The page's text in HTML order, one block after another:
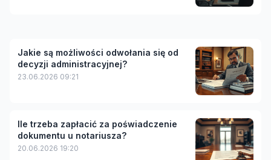
Jakie są możliwości odwołania się od
decyzji administracyjnej?
23.06.2026 09:21
Ile trzeba zapłacić za poświadczenie
dokumentu u notariusza?
20.06.2026 19:20